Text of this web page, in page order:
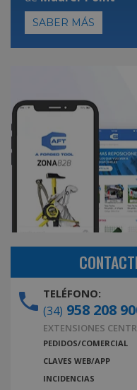
SABER MÁS
TELÉFONO:
(34) 958 208
EXTENSIONES
PEDIDOS/COMERCIAL
CLAVES WEB/APP
INCIDENCIAS